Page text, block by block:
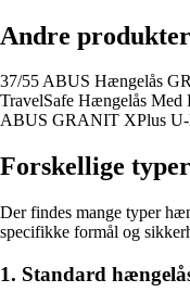
Andre produkter
37/55 ABUS Hængelås
TravelSafe Hængelås Med
ABUS GRANIT XPlus
Forskellige
Der findes mange typer
specifikke formål og
1. Standard